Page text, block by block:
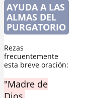
AYUDA A LAS
ALMAS DEL
PURGATORIO
Rezas
frecuentemente
esta breve oración:
"Madre de